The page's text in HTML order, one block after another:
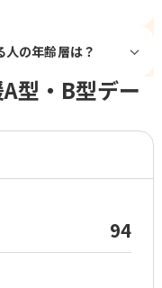
の年齢層は？
型・B型デー
94